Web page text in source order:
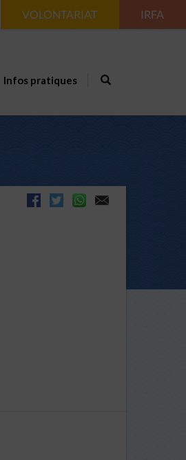
VOLONTARIAT IRFA
Infos pratiques